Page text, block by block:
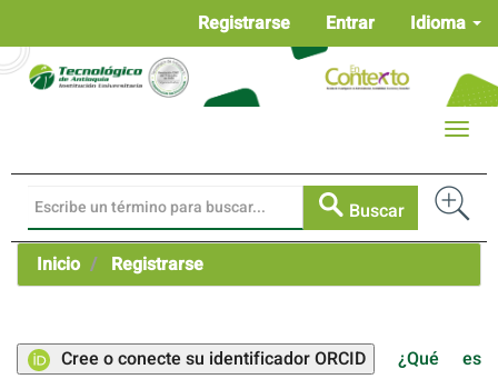
Contenido
principal
Idioma
Registrarse Entrar
Buscar
Toggle
Inicio Registrarse
Cree o conecte su identificador ORCID ¿Qué es